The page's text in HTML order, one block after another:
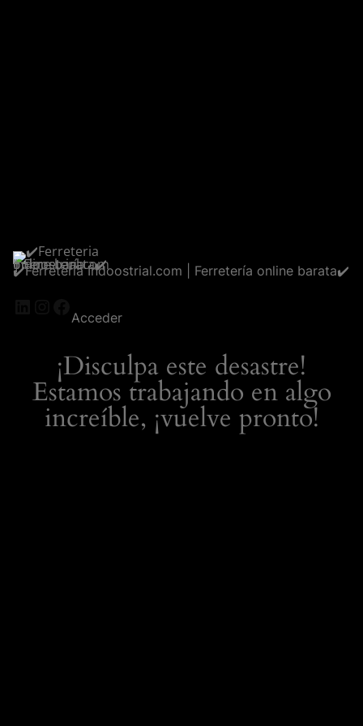
✔️Ferreteria Indoostrial.com | Ferretería online barata✔️
LinkedIn
Instagram
Facebook
Acceder
¡Disculpa este desastre!
Estamos trabajando en algo
increíble, ¡vuelve pronto!